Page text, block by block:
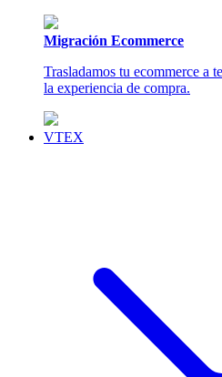
Migración Ecommerce
Trasladamos tu ecommerce a
la experiencia de compra.
VTEX